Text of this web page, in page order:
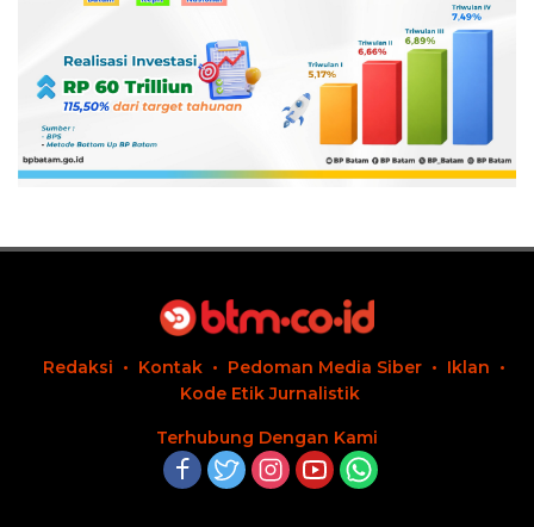
Redaksi Kontak Pedoman Media Siber
Iklan
Kode Etik Jurnalistik
Terhubung Dengan Kami